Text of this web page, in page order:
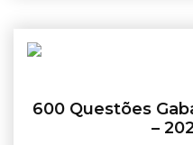
600 Questões
–